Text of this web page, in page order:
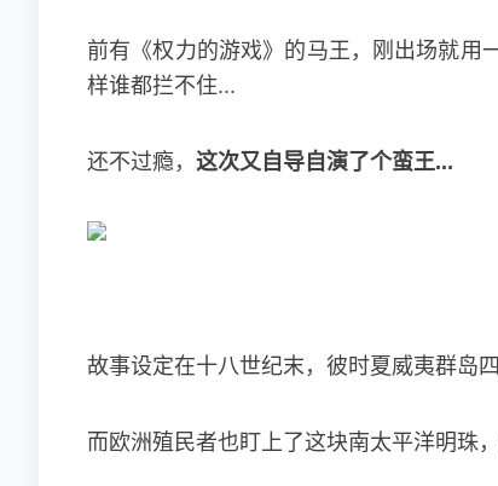
前有《权力的游戏》的马王，刚出场就用
样谁都拦不住...
还不过瘾， 这次又自导自演了个蛮王...
故事设定在十八世纪末，彼时夏威夷群岛
而欧洲殖民者也盯上了这块南太平洋明珠，